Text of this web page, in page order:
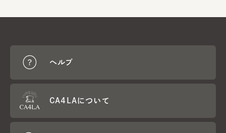
ヘルプ
CA4LAについて